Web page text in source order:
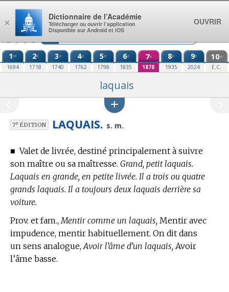
Aller au contenu
1re
1694
2e
1718
3e
1740
4e
1762
5e
1798
6e
1835
7e
1878
8e
1935
9e
2024
10e
E.C.
laquais
7eÉDITION LAQUAIS. s. m.
■Valet de livrée, destiné principalement à suivre
son maître ou sa maîtresse. Grand, petit laquais.
Laquais en grande, en petite livrée. Il a trois ou quatre
grands laquais. Il a toujours deux laquais derrière sa
voiture.
Prov. et fam., Mentir comme un laquais, Mentir avec
impudence, mentir habituellement. On dit dans
un sens analogue, Avoir l’âme d’un laquais, Avoir
l’âme basse.
×
Dictionnaire de l’Académie
Télécharger ou ouvrir l’application
Disponible sur Android et iOS
OUVRIR